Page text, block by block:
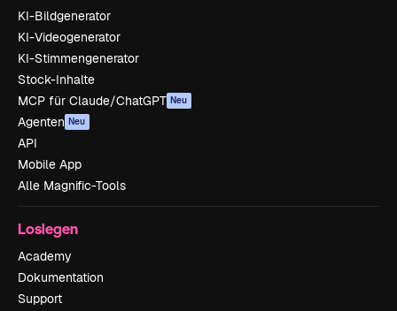
KI-Bildgenerator
KI-Videogenerator
KI-Stimmengenerator
Stock-Inhalte
MCP für Claude/ChatGPT Neu
Agenten Neu
API
Mobile App
Alle Magnific-Tools
Loslegen
Academy
Dokumentation
Support